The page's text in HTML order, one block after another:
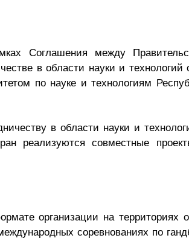
Соглашения между
в области науки и технологий
по науке и технологиям
в области науки и
реализуются совместные
организации на территориях
соревнованиях по